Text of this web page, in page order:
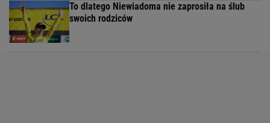
To dlatego Niewiadoma nie zaprosiła na ślub
swoich rodziców